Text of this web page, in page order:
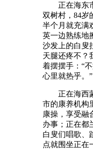
正在海东市
双树村，84岁
半个月就充满
英一边熟练地
沙发上的白叟
天腿还疼不？
着摆摆手：“
心里就热乎。”
正在海西蒙
市的康养机构
康操，享受融
办事；正在都
白叟们唱歌、
点就围坐正在